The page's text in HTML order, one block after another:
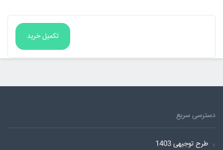
دسترسی سریع
طرح توجیهی 1403